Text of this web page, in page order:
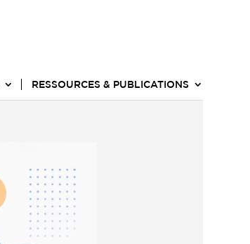
RESSOURCES & PUBLICATIONS